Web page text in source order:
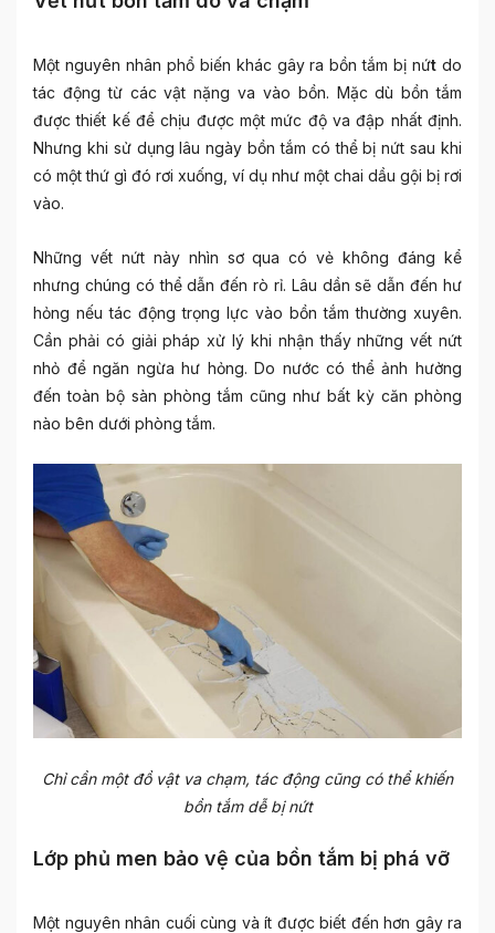
Một nguyên nhân phổ biến khác gây ra bồn tắm bị nứt do
tác động từ các vật nặng va vào bồn. Mặc dù bồn tắm
được thiết kế để chịu được một mức độ va đập nhất định.
Nhưng khi sử dụng lâu ngày bồn tắm có thể bị nứt sau khi
có một thứ gì đó rơi xuống, ví dụ như một chai dầu gội bị rơi
vào.
Những vết nứt này nhìn sơ qua có vẻ không đáng kể
nhưng chúng có thể dẫn đến rò rỉ. Lâu dần sẽ dẫn đến hư
hỏng nếu tác động trọng lực vào bồn tắm thường xuyên.
Cần phải có giải pháp xử lý khi nhận thấy những vết nứt
nhỏ để ngăn ngừa hư hỏng. Do nước có thể ảnh hưởng
đến toàn bộ sàn phòng tắm cũng như bất kỳ căn phòng
nào bên dưới phòng tắm.
Chỉ cần một đồ vật va chạm, tác động cũng có thể khiến
bồn tắm dễ bị nứt
Lớp phủ men bảo vệ của bồn tắm bị phá vỡ
Một nguyên nhân cuối cùng và ít được biết đến hơn gây ra